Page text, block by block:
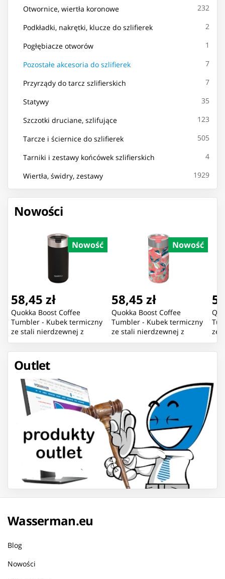
Otwornice, wiertła koronowe 232
Podkładki, nakrętki, klucze do szlifierek 2
Pogłębiacze otworów 1
Pozostałe akcesoria do szlifierek 7
Przyrządy do tarcz szlifierskich 7
Statywy 35
Szczotki druciane, szlifujące 123
Tarcze i ściernice do szlifierek 505
Tarniki i zestawy końcówek szlifierskich 4
Wiertła, świdry, zestawy 1929
Nowości
Nowość
58,45 zł
Quokka Boost Coffee
Tumbler - Kubek termiczny
ze stali nierdzewnej z
zaparzaczem 400 ml
(Carbon Black)
Nowość
58,45 zł
Quokka Boost Coffee
Tumbler - Kubek termiczny
ze stali nierdzewnej z
zaparzaczem 400 ml (Exotic
Pink)
ze
Outlet
Wasserman.eu
Blog
Nowości